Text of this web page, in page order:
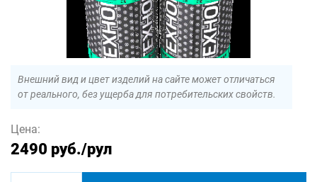
Внешний вид и цвет изделий на сайте может отличаться
от реального, без ущерба для потребительских свойств.
Цена:
2490 руб./рул